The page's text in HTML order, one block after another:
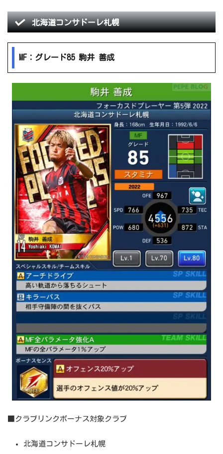
北海道コンサドーレ札幌
MF：グレード85 駒井 善成
■クラブリンクボーナス対象クラブ
北海道コンサドーレ札幌